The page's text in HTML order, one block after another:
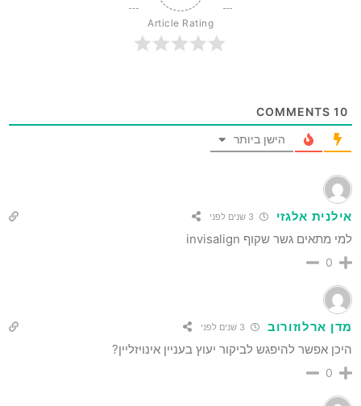
Article Rating
10
הישן ביותר
אילנית אלגזי
למי מתאים גשר שקוף invisalign
0
מדן ארלוזורוב
היכן אפשר להיפגש לביקור יעוץ בעניין אינויזליין?
0